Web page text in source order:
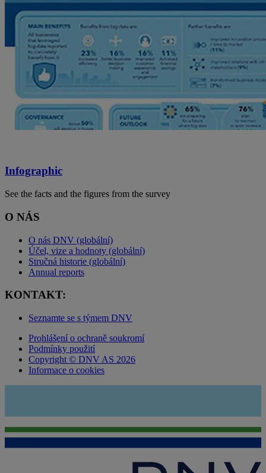
Infographic
See the facts and the figures from the survey
O NÁS
O nás DNV (globální)
Účel, vize a hodnoty (globální)
Stručná historie (globální)
Annual reports
KONTAKT:
Seznamte se s týmem DNV
Prohlášení o ochraně soukromí
Podmínky použití
Copyright © DNV AS 2026
Informace o cookies